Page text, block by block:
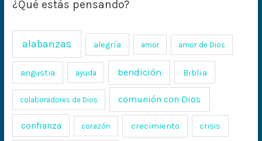
¿Qué estás pensando?
alabanzas alegría amor amor de Dios
angustia ayuda bendición Biblia
colaboradores de Dios comunión con Dios
confianza corazón crecimiento crisis